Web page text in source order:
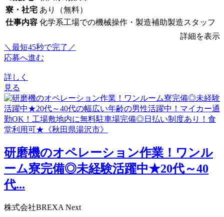
寮・社宅 あり（無料）
仕事内容 化学系工場での機械操作・製造補助製造スタッフ
詳細を表示
＼最短45秒で完了／
応募へ進む
詳しく
見る
研磨機のオペレーション作業！ワンル
ーム寮完備◎未経験活躍中★20代～40
代...
株式会社BREXA Next